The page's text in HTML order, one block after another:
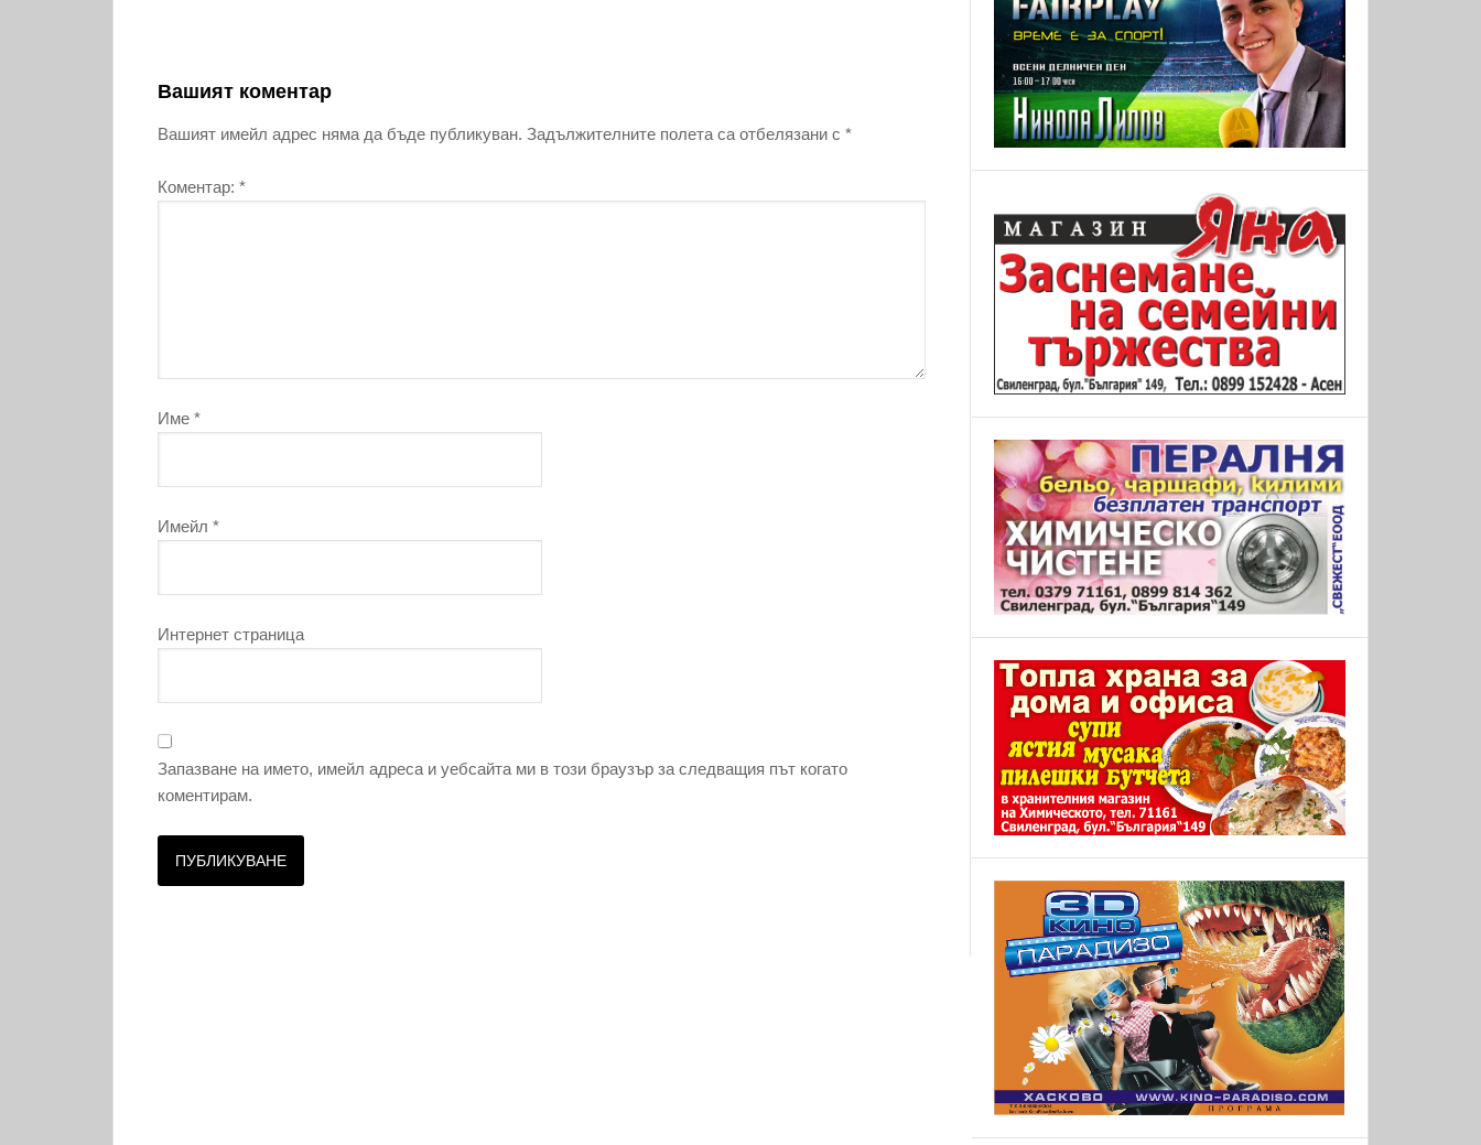
Вашият коментар
Вашият имейл адрес няма да бъде публикуван. Задължителните полета са отбелязани с *
Коментар: *
Име *
Имейл *
Интернет страница
Запазване на името, имейл адреса и уебсайта ми в този браузър за следващия път когато
коментирам.